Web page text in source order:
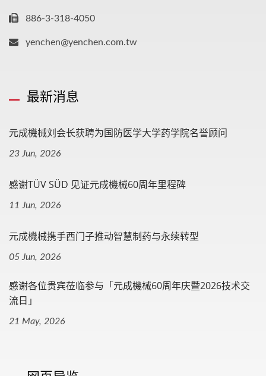
886-3-318-4050
yenchen@yenchen.com.tw
最新消息
元成機械刘会长获聘为国防医学大学药学院名誉顾问
23 Jun, 2026
感谢TÜV SÜD 见证元成機械60周年里程碑
11 Jun, 2026
元成機械携手西门子推动智慧制药与永续转型
05 Jun, 2026
感谢各位贵宾莅临参与「元成機械60周年庆暨2026技术交
流日」
21 May, 2026